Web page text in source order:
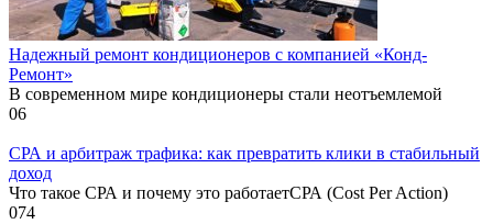
Надежный ремонт кондиционеров с компанией «Конд-
Ремонт»
В современном мире кондиционеры стали неотъемлемой
06
СРА и арбитраж трафика: как превратить клики в стабильный
доход
Что такое СРА и почему это работаетСРА (Cost Per Action)
074